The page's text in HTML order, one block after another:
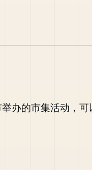
办的市集活动，